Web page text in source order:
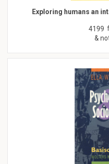
Exploring humans an
4199
&